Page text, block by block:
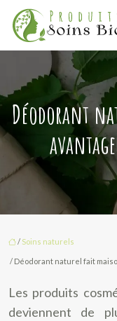
Déodorant
/ Soins naturels
/ Déodorant naturel fait
Les produits
deviennent de